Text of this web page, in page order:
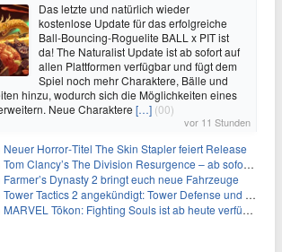
Das letzte und natürlich wieder
kostenlose Update für das erfolgreiche
Ball-Bouncing-Roguelite BALL x PIT ist
da! The Naturalist Update ist ab sofort auf
allen Plattformen verfügbar und fügt dem
Spiel noch mehr Charaktere, Bälle und
hinzu, wodurch sich die Möglichkeiten eines
Neue Charaktere […] (00)
vor 11 Stunden
Neuer Horror‑Titel The Skin Stapler feiert Release
Tom Clancy’s The Division Resurgence – ab sofort für euch verfügbar
Farmer’s Dynasty 2 bringt euch neue Fahrzeuge
Tower Tactics 2 angekündigt: Tower Defense und Deckbuilding Kombo kehrt zurück
MARVEL Tōkon: Fighting Souls ist ab heute verfügbar